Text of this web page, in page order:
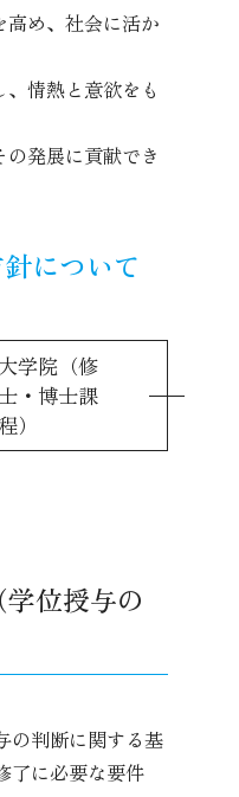
め、社会に活か
情熱と意欲をも
発展に貢献でき
について
大学院（修
士・博士課
程）
位授与の
の判断に関する基
了に必要な要件